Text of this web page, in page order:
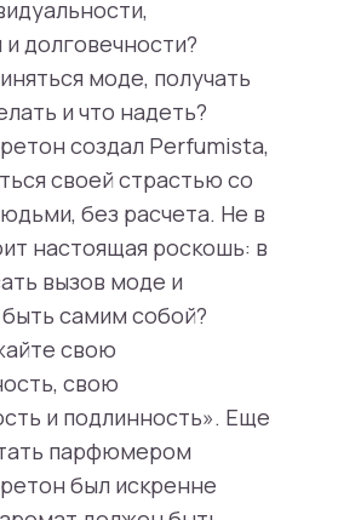
долговечности?
моде, получать
и что надеть?
создал Perfumista,
своей страстью со
без расчета. Не в
настоящая роскошь: в
вызов моде и
самим собой?
свою
свою
и подлинность». Еще
парфюмером
был искренне